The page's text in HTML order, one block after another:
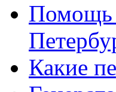
Помощь
Какие